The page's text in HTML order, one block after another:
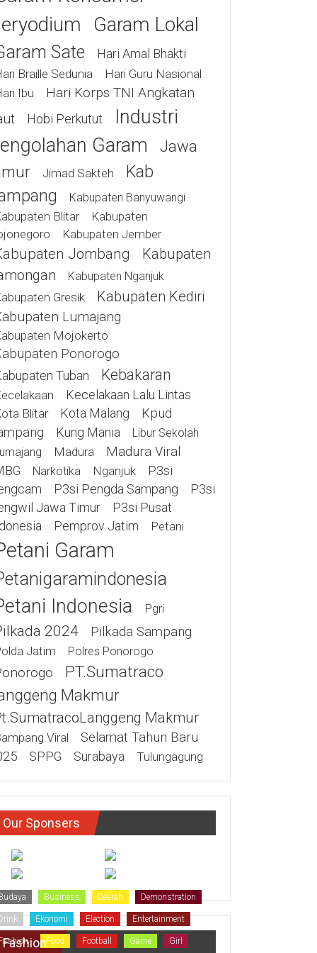
Garam Lokal
Sate Hari Amal Bhakti
Braille Sedunia
Hari Guru Nasional
Ibu
Hari Korps TNI Angkatan
Hobi Perkutut
Industri
Garam
Jawa
Jimad Sakteh
Kab
Kabupaten Banyuwangi
Blitar
Kabupaten
Kabupaten Jember
Jombang
Kabupaten
Kabupaten Nganjuk
Gresik Kabupaten Kediri
Lumajang
Mojokerto
Ponorogo
Tuban Kebakaran
Kecelakaan Lalu Lintas
Blitar Kota Malang
Kpud
Kung Mania
Libur Sekolah
Madura Madura Viral
Narkotika Nganjuk
P3si
P3si Pengda Sampang
P3si
Jawa Timur
P3si Pusat
Pemprov Jatim Petani
Garam
Indonesia Pgri
2024 Pilkada Sampang
Jatim Polres Ponorogo
PT.Sumatraco
Makmur
Makmur
Viral
Selamat Tahun Baru
SPPG Surabaya Tulungagung
Our Sponsers
Fashion
Business Dearah Demonstration
Drink Ekonomi Election Entertainment
Food Football Game Girl